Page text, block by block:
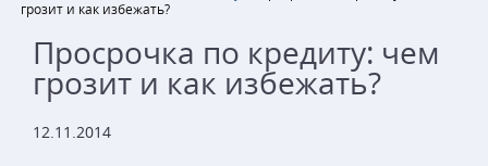
грозит и как избежать?
Просрочка по кредиту: чем
грозит и как избежать?
12.11.2014